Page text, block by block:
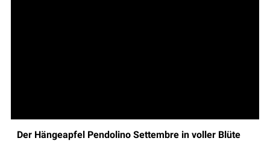
Der Hängeapfel Pendolino Settembre in voller Blüte